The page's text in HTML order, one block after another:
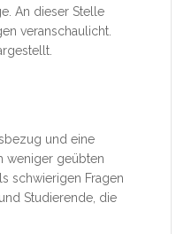
An dieser Stelle
veranschaulicht.
und eine
weniger geübten
schwierigen Fragen
Studierende, die